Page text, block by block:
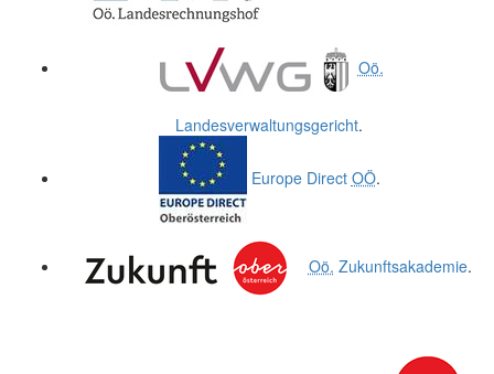
Oö.
Landesverwaltungsgericht.
Europe Direct OÖ.
Oö. Zukunftsakademie.